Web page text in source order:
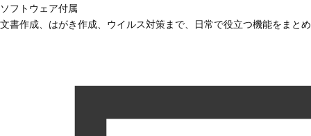
ソフトウェア付属
文書作成、はがき作成、ウイルス対策まで、日常で役立つ機能をまと